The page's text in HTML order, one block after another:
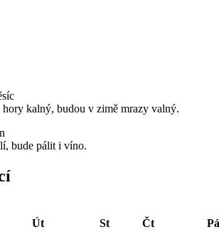
hory kalný, budou v zimě mrazy valný.
bude pálit i víno.
Út St Čt
Pá